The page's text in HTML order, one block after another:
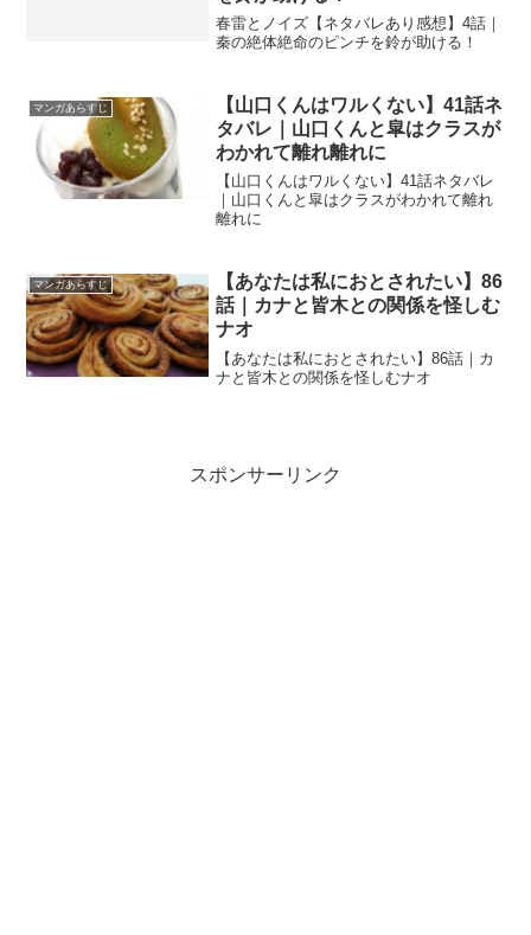
春雷とノイズ【ネタバレあり感想】4話｜
秦の絶体絶命のピンチを鈴が助ける！
マンガあらすじ
【山口くんはワルくない】41話ネ
タバレ｜山口くんと皐はクラスが
わかれて離れ離れに
【山口くんはワルくない】41話ネタバレ
｜山口くんと皐はクラスがわかれて離れ
離れに
マンガあらすじ
【あなたは私におとされたい】86
話｜カナと皆木との関係を怪しむ
ナオ
【あなたは私におとされたい】86話｜カ
ナと皆木との関係を怪しむナオ
スポンサーリンク